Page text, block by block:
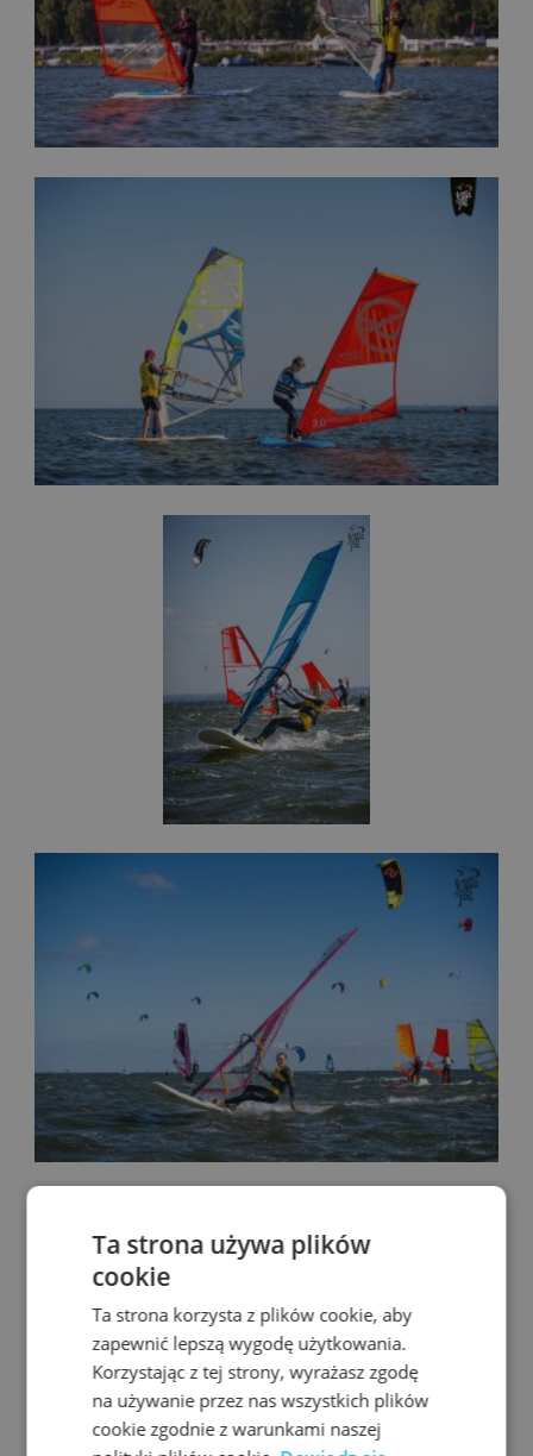
Ta strona używa plików
cookie
Ta strona korzysta z plików cookie, aby
zapewnić lepszą wygodę użytkowania.
Korzystając z tej strony, wyrażasz zgodę
na używanie przez nas wszystkich plików
cookie zgodnie z warunkami naszej